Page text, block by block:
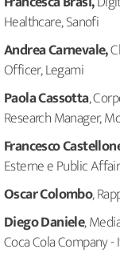
Healthcare, Sanofi
Andrea Carnevale,
Officer, Legami
Paola Cassotta,
Research Manager,
Francesco
Esterne e Public
Oscar Colombo,
Diego Daniele,
Coca Cola Company